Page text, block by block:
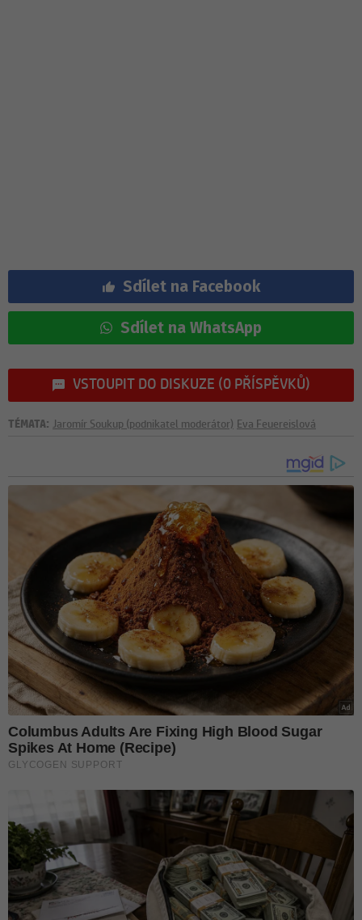
Sdílet na Facebook
Sdílet na WhatsApp
VSTOUPIT DO DISKUZE (0 PŘÍSPĚVKŮ)
TÉMATA: Jaromír Soukup (podnikatel moderátor) Eva Feuereislová